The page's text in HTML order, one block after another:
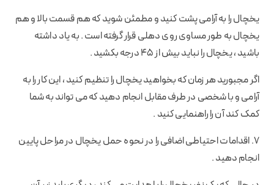
یخچال را به آرامی پشت کنید و مطمئن شوید که هم قسمت بالا و هم
یخچال به طور مساوی روی دهلی قرار گرفته است . به یاد داشته
باشید ، یخچال را نباید بیش از 45 درجه بکشید .
اگر مجبورید هر زمان که بخواهید یخچال را تنظیم کنید ، این کار را به
آرامی و با شخصی در طرف مقابل انجام دهید که می تواند به شما
کمک کند آن را راهنمایی کنید .
7. اقدامات احتیاطی اضافی را در نحوه حمل یخچال در مراحل پایین
انجام دهید .